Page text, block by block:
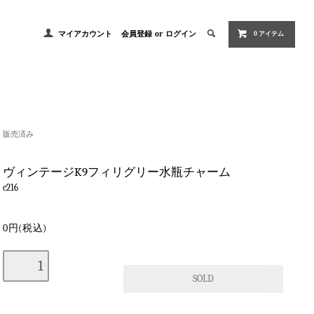
マイアカウント 会員登録or ログイン 0 アイテム
販売済み
ヴィンテージK9フィリグリー水瓶チャーム
c216
0円(税込)